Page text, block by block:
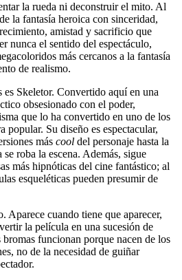
la rueda ni deconstruir el mito. Al
la fantasía heroica con sinceridad,
amistad y sacrificio que
nunca el sentido del espectáculo,
más cercanos a la fantasía
de realismo.
Skeletor. Convertido aquí en una
obsesionado con el poder,
que lo ha convertido en uno de los
popular. Su diseño es espectacular,
más cool del personaje hasta la
roba la escena. Además, sigue
más hipnóticas del cine fantástico; al
esqueléticas pueden presumir de
Aparece cuando tiene que aparecer,
la película en una sucesión de
bromas funcionan porque nacen de los
no de la necesidad de guiñar